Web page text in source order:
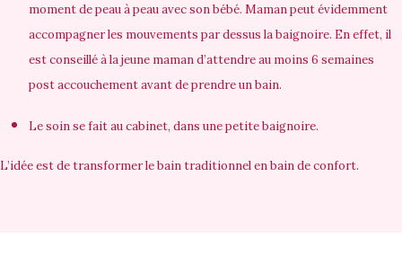
moment de peau à peau avec son bébé. Maman peut évidemment
accompagner les mouvements par dessus la baignoire. En effet, il
est conseillé à la jeune maman d’attendre au moins 6 semaines
post accouchement avant de prendre un bain.
Le soin se fait au cabinet, dans une petite baignoire.
L’idée est de transformer le bain traditionnel enbain de confort.